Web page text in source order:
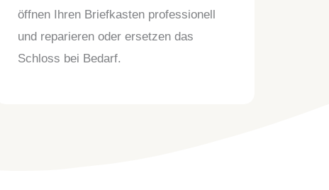
öffnen Ihren Briefkasten professionell
und reparieren oder ersetzen das
Schloss bei Bedarf.